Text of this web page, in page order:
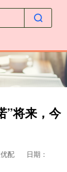
”将来，今
配
日期：